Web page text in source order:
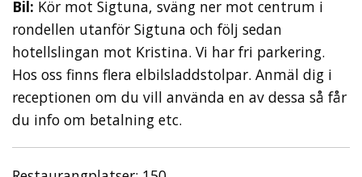
Bil: Kör mot Sigtuna, sväng ner mot centrum i
rondellen utanför Sigtuna och följ sedan
hotellslingan mot Kristina. Vi har fri parkering.
Hos oss finns flera elbilsladdstolpar. Anmäl dig i
receptionen om du vill använda en av dessa så får
du info om betalning etc.